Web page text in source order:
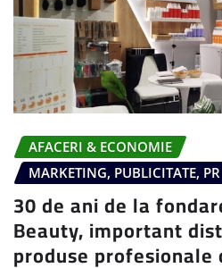
AFACERI & ECONOMIE
MARKETING, PUBLICITATE, PR
30 de ani de la
Beauty, important
produse profesionale